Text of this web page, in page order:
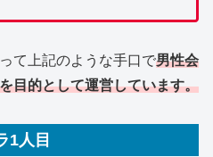
て上記のような手口で男性会
目的として運営しています。
1人目